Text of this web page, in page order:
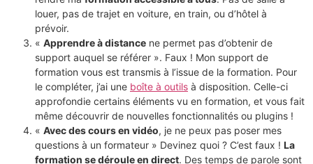
louer, pas de trajet en voiture, en train, ou d’hôtel à
prévoir.
« Apprendre à distance ne permet pas d’obtenir de
support auquel se référer ». Faux ! Mon support de
formation vous est transmis à l’issue de la formation. Pour
le compléter, j’ai une boîte à outils à disposition. Celle-ci
approfondie certains éléments vu en formation, et vous fait
même découvrir de nouvelles fonctionnalités ou plugins !
« Avec des cours en vidéo, je ne peux pas poser mes
questions à un formateur » Devinez quoi ? C’est faux ! La
formation se déroule en direct. Des temps de parole sont